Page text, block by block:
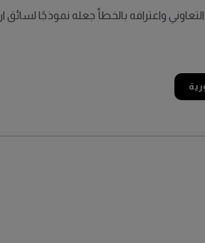
واعترافه بالخطأ جعله نموذجًا